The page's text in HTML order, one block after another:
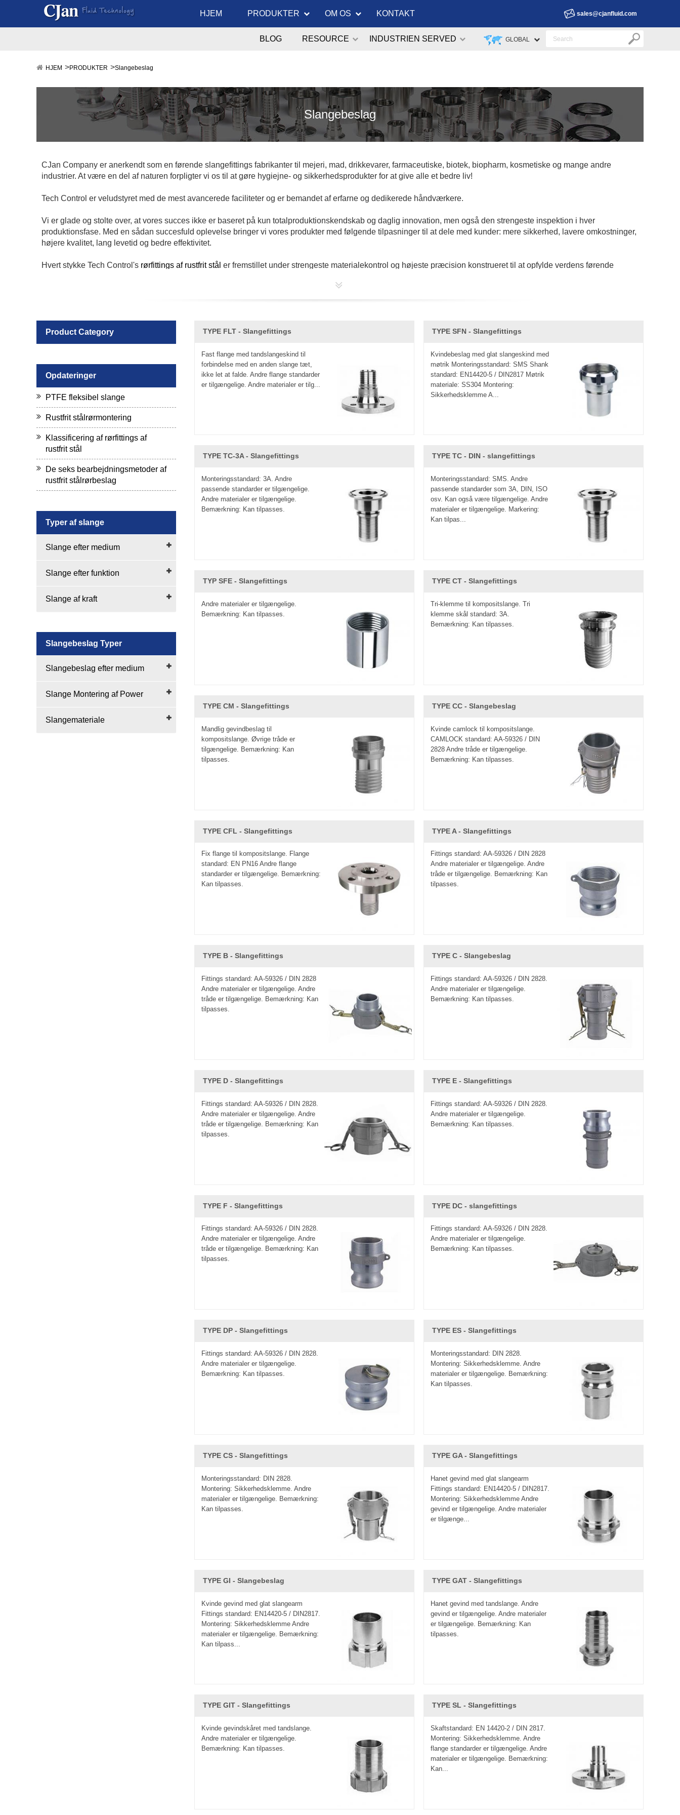
HJEM PRODUKTER OM OS KONTAKT sales@cjanfluid.com
GLOBAL
BLOG RESOURCE INDUSTRIEN SERVED
HJEM PRODUKTER Slangebeslag
Slangebeslag
CJan Company er anerkendt som en førende slangefittings fabrikanter til mejeri, mad, drikkevarer, farmaceutiske, biotek, biopharm, kosmetiske og mange andre
industrier. At være en del af naturen forpligter vi os til at gøre hygiejne- og sikkerhedsprodukter for at give alle et bedre liv!
Tech Control er veludstyret med de mest avancerede faciliteter og er bemandet af erfarne og dedikerede håndværkere.
Vi er glade og stolte over, at vores succes ikke er baseret på kun totalproduktionskendskab og daglig innovation, men også den strengeste inspektion i hver
produktionsfase. Med en sådan succesfuld oplevelse bringer vi vores produkter med følgende tilpasninger til at dele med kunder: mere sikkerhed, lavere omkostninger,
højere kvalitet, lang levetid og bedre effektivitet.
Hvert stykke Tech Control's rørfittings af rustfrit stål er fremstillet under strengeste materialekontrol og højeste præcision konstrueret til at opfylde verdens førende
komplet serie af standard og specialudstyr, for at processorerne skal have forskellige former for valg, forbindelsestyperne omfatter Butt Weld, Expanding og Slange
Product Category
Opdateringer
PTFE fleksibel slange
Rustfrit stålrørmontering
Klassificering af rørfittings af
rustfrit stål
De seks bearbejdningsmetoder af
rustfrit stålrørbeslag
Typer af slange
Slange efter medium
Slange efter funktion
Slange af kraft
Slangebeslag Typer
Slangebeslag efter medium
Slange Montering af Power
Slangemateriale
TYPE FLT - Slangefittings
Fast flange med tandslangeskind til
forbindelse med en anden slange tæt,
ikke let at falde. Andre flange standarder
er tilgængelige. Andre materialer er tilg...
TYPE SFN - Slangefittings
Kvindebeslag med glat slangeskind med
møtrik Monteringsstandard: SMS Shank
standard: EN14420-5 / DIN2817 Møtrik
materiale: SS304 Montering:
Sikkerhedsklemme A...
TYPE TC-3A - Slangefittings
Monteringsstandard: 3A. Andre
passende standarder er tilgængelige.
Andre materialer er tilgængelige.
Bemærkning: Kan tilpasses.
TYPE TC - DIN - slangefittings
Monteringsstandard: SMS. Andre
passende standarder som 3A, DIN, ISO
osv. Kan også være tilgængelige. Andre
materialer er tilgængelige. Markering:
Kan tilpas...
TYP SFE - Slangefittings
Andre materialer er tilgængelige.
Bemærkning: Kan tilpasses.
TYPE CT - Slangefittings
Tri-klemme til kompositslange. Tri
klemme skål standard: 3A.
Bemærkning: Kan tilpasses.
TYPE CM - Slangefittings
Mandlig gevindbeslag til
kompositslange. Øvrige tråde er
tilgængelige. Bemærkning: Kan
tilpasses.
TYPE CC - Slangebeslag
Kvinde camlock til kompositslange.
CAMLOCK standard: AA-59326 / DIN
2828 Andre tråde er tilgængelige.
Bemærkning: Kan tilpasses.
TYPE CFL - Slangefittings
Fix flange til kompositslange. Flange
standard: EN PN16 Andre flange
standarder er tilgængelige. Bemærkning:
Kan tilpasses.
TYPE A - Slangefittings
Fittings standard: AA-59326 / DIN 2828
Andre materialer er tilgængelige. Andre
tråde er tilgængelige. Bemærkning: Kan
tilpasses.
TYPE B - Slangefittings
Fittings standard: AA-59326 / DIN 2828
Andre materialer er tilgængelige. Andre
tråde er tilgængelige. Bemærkning: Kan
tilpasses.
TYPE C - Slangebeslag
Fittings standard: AA-59326 / DIN 2828.
Andre materialer er tilgængelige.
Bemærkning: Kan tilpasses.
TYPE D - Slangefittings
Fittings standard: AA-59326 / DIN 2828.
Andre materialer er tilgængelige. Andre
tråde er tilgængelige. Bemærkning: Kan
tilpasses.
TYPE E - Slangefittings
Fittings standard: AA-59326 / DIN 2828.
Andre materialer er tilgængelige.
Bemærkning: Kan tilpasses.
TYPE F - Slangefittings
Fittings standard: AA-59326 / DIN 2828.
Andre materialer er tilgængelige. Andre
tråde er tilgængelige. Bemærkning: Kan
tilpasses.
TYPE DC - slangefittings
Fittings standard: AA-59326 / DIN 2828.
Andre materialer er tilgængelige.
Bemærkning: Kan tilpasses.
TYPE DP - Slangefittings
Fittings standard: AA-59326 / DIN 2828.
Andre materialer er tilgængelige.
Bemærkning: Kan tilpasses.
TYPE ES - Slangefittings
Monteringsstandard: DIN 2828.
Montering: Sikkerhedsklemme. Andre
materialer er tilgængelige. Bemærkning:
Kan tilpasses.
TYPE CS - Slangefittings
Monteringsstandard: DIN 2828.
Montering: Sikkerhedsklemme. Andre
materialer er tilgængelige. Bemærkning:
Kan tilpasses.
TYPE GA - Slangefittings
Hanet gevind med glat slangearm
Fittings standard: EN14420-5 / DIN2817.
Montering: Sikkerhedsklemme Andre
gevind er tilgængelige. Andre materialer
er tilgænge...
TYPE GI - Slangebeslag
Kvinde gevind med glat slangearm
Fittings standard: EN14420-5 / DIN2817.
Montering: Sikkerhedsklemme Andre
materialer er tilgængelige. Bemærkning:
Kan tilpass...
TYPE GAT - Slangefittings
Hanet gevind med tandslange. Andre
gevind er tilgængelige. Andre materialer
er tilgængelige. Bemærkning: Kan
tilpasses.
TYPE GIT - Slangefittings
Kvinde gevindskåret med tandslange.
Andre materialer er tilgængelige.
Bemærkning: Kan tilpasses.
TYPE SL - Slangefittings
Skaftstandard: EN 14420-2 / DIN 2817.
Montering: Sikkerhedsklemme. Andre
flange standarder er tilgængelige. Andre
materialer er tilgængelige. Bemærkning:
Kan...